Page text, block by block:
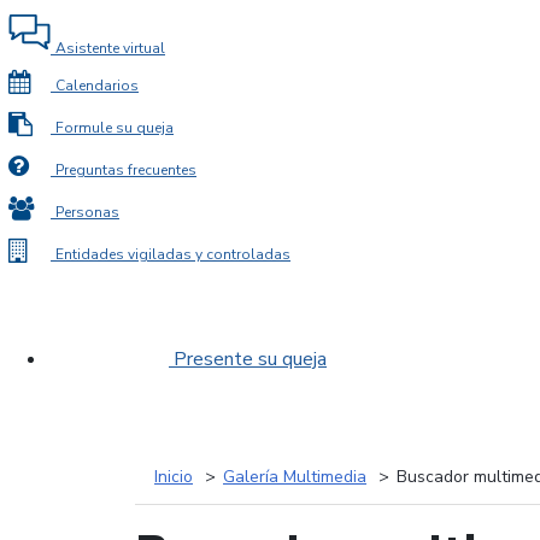
Asistente virtual
Calendarios
Formule su queja
Preguntas frecuentes
Personas
Entidades vigiladas y controladas
Presente su queja
Inicio Galería Multimedia Buscador